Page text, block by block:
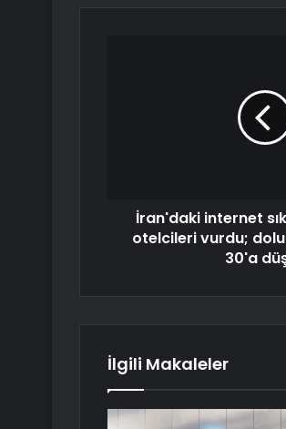
İran'daki internet
otelcileri vurdu;
30'a
İlgili Makaleler